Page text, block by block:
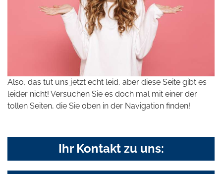
Also, das tut uns jetzt echt leid, aber diese Seite gibt es
leider nicht! Versuchen Sie es doch mal mit einer der
tollen Seiten, die Sie oben in der Navigation finden!
Ihr Kontakt zu uns: